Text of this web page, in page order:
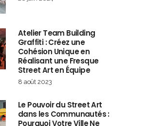
Atelier Team Building
Graffiti : Créez une
Cohésion Unique en
Réalisant une Fresque
Street Art en Équipe
8 août 2023
Le Pouvoir du Street Art
dans les Communautés :
Pourquoi Votre Ville Ne